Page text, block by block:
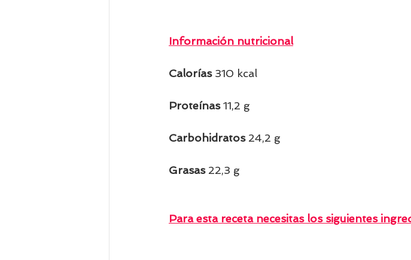
Información nutricional
Calorías 310 kcal
Proteínas 11,2 g
Carbohidratos 24,2 g
Grasas 22,3 g
Para esta receta necesitas los siguientes